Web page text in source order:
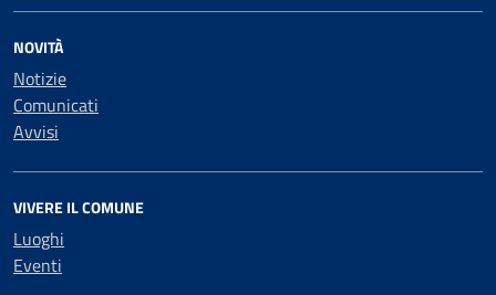
NOVITÀ
Notizie
Comunicati
Avvisi
VIVERE IL COMUNE
Luoghi
Eventi